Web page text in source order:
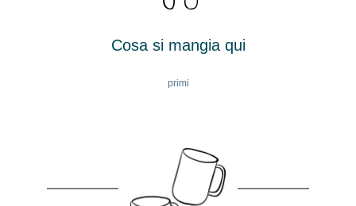
Cosa si mangia qui
primi